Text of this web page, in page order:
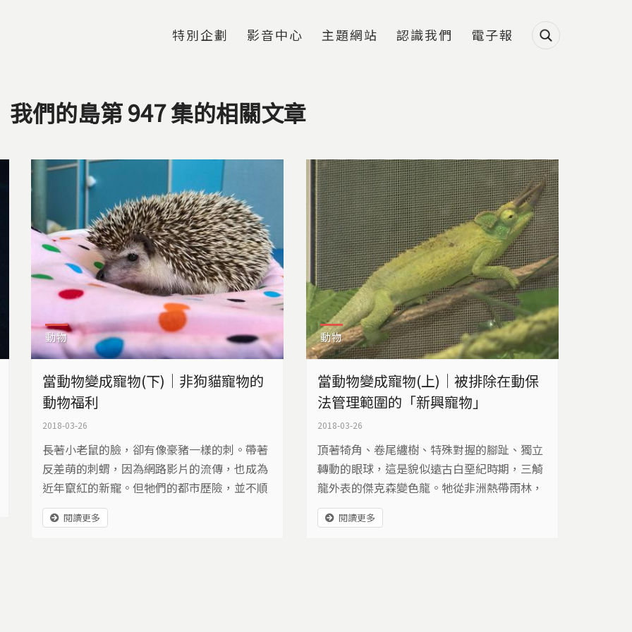
特別企劃 影音中心 主題網站 認識我們 電子報
我們的島第 947 集的相關文章
動物
當動物變成寵物(下)｜非狗貓寵物的
動物福利
2018-03-26
長著小老鼠的臉，卻有像豪豬一樣的刺。帶著
反差萌的刺蝟，因為網路影片的流傳，也成為
近年竄紅的新寵。但牠們的都市歷險，並不順
利，有著可愛外表的牠們，有時也和爬蟲動
物，有著一樣的命運。
閱讀更多
動物
當動物變成寵物(上)｜被排除在動保
法管理範圍的「新興寵物」
2018-03-26
頂著犄角、卷尾纏樹、特殊對握的腳趾、獨立
轉動的眼球，這是貌似遠古白堊紀時期，三觭
龍外表的傑克森變色龍。牠從非洲熱帶雨林，
被賣到台灣高雄這座城市，住在玻璃缸裡，和
其他爬蟲動物待價而沽。
閱讀更多